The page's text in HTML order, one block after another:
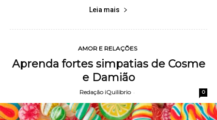
Leia mais
AMOR E RELAÇÕES
Aprenda fortes simpatias de Cosme
e Damião
Redação iQuilibrio - 0